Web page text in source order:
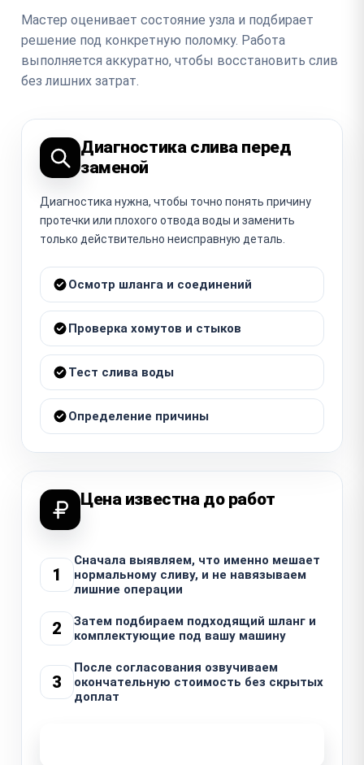
Мастер оценивает состояние узла и подбирает
решение под конкретную поломку. Работа
выполняется аккуратно, чтобы восстановить слив
без лишних затрат.
Диагностика слива перед
заменой
Диагностика нужна, чтобы точно понять причину
протечки или плохого отвода воды и заменить
только действительно неисправную деталь.
Осмотр шланга и соединений
Проверка хомутов и стыков
Тест слива воды
Определение причины
Цена известна до работ
1
Сначала выявляем, что именно мешает
нормальному сливу, и не навязываем
лишние операции
2
Затем подбираем подходящий шланг и
комплектующие под вашу машину
3
После согласования озвучиваем
окончательную стоимость без скрытых
доплат